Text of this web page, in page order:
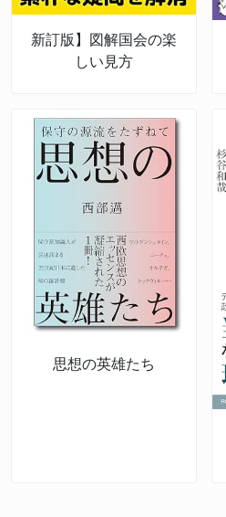
新訂版】図解国会の楽
しい見方
思想の英雄たち